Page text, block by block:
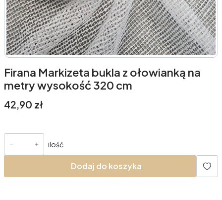
Firana Markizeta bukla z ołowianką na
metry wysokość 320 cm
Cena
42,90 zł
ilość
Dodaj do koszyka